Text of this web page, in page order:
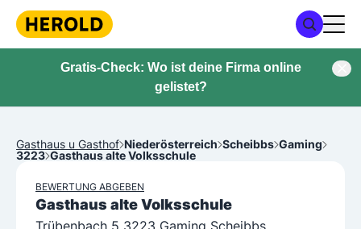
Gratis-Check: Wo ist deine Firma online
gelistet?
Gasthaus u Gasthof Niederösterreich Scheibbs Gaming
3223 Gasthaus alte Volksschule
BEWERTUNG ABGEBEN
Gasthaus alte Volksschule
Trübenbach 5 3223 Gaming Scheibbs